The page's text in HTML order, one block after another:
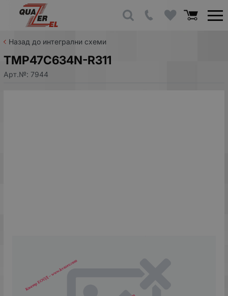
Назад до интегрални схеми
TMP47C634N-R311
Арт.№: 7944